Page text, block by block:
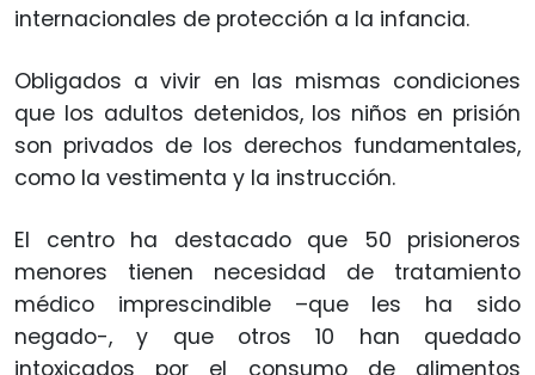
internacionales de protección a la infancia.
Obligados a vivir en las mismas condiciones
que los adultos detenidos, los niños en prisión
son privados de los derechos fundamentales,
como la vestimenta y la instrucción.
El centro ha destacado que 50 prisioneros
menores tienen necesidad de tratamiento
médico imprescindible –que les ha sido
negado-, y que otros 10 han quedado
intoxicados por el consumo de alimentos